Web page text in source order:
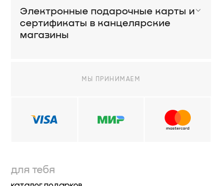
Электронные подарочные карты и
сертификаты в канцелярские
магазины
МЫ ПРИНИМАЕМ
для тебя